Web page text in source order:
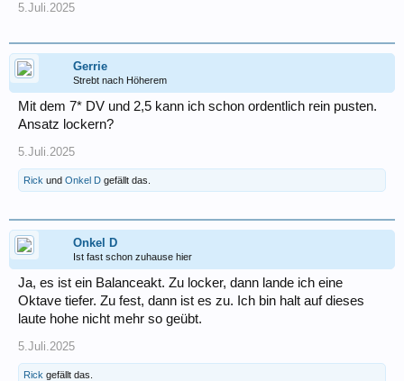
5.Juli.2025
Gerrie
Strebt nach Höherem
Mit dem 7* DV und 2,5 kann ich schon ordentlich rein pusten.
Ansatz lockern?
5.Juli.2025
Rick und Onkel D gefällt das.
Onkel D
Ist fast schon zuhause hier
Ja, es ist ein Balanceakt. Zu locker, dann lande ich eine
Oktave tiefer. Zu fest, dann ist es zu. Ich bin halt auf dieses
laute hohe nicht mehr so geübt.
5.Juli.2025
Rick gefällt das.